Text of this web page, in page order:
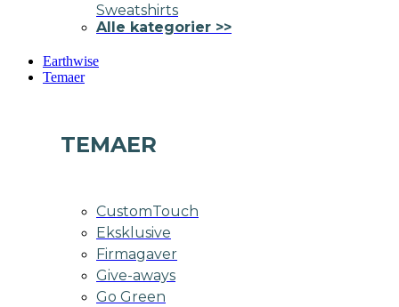
Sweatshirts
Alle kategorier >>
Earthwise
Temaer
TEMAER
CustomTouch
Eksklusive
Firmagaver
Give-aways
Go Green